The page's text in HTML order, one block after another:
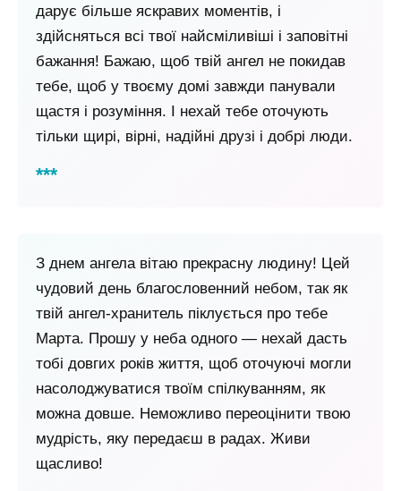
дарує більше яскравих моментів, і
здійсняться всі твої найсміливіші і заповітні
бажання! Бажаю, щоб твій ангел не покидав
тебе, щоб у твоєму домі завжди панували
щастя і розуміння. І нехай тебе оточують
тільки щирі, вірні, надійні друзі і добрі люди.
З днем ​​ангела вітаю прекрасну людину! Цей
чудовий день благословенний небом, так як
твій ангел-хранитель піклується про тебе
Марта. Прошу у неба одного — нехай дасть
тобі довгих років життя, щоб оточуючі могли
насолоджуватися твоїм спілкуванням, як
можна довше. Неможливо переоцінити твою
мудрість, яку передаєш в радах. Живи
щасливо!